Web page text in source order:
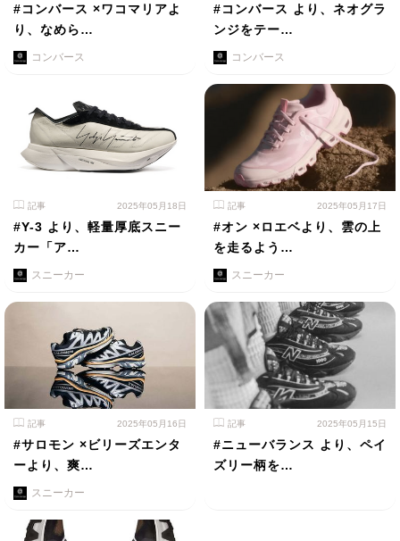
#コンバース ×ワコマリアよ
り、なめら…
コンバース
#コンバース より、ネオグラ
ンジをテー…
コンバース
記事 2025年05月18日
#Y-3 より、軽量厚底スニー
カー「ア…
スニーカー
記事 2025年05月17日
#オン ×ロエベより、雲の上
を走るよう…
スニーカー
記事 2025年05月16日
#サロモン ×ビリーズエンタ
ーより、爽…
スニーカー
記事 2025年05月15日
#ニューバランス より、ペイ
ズリー柄を…